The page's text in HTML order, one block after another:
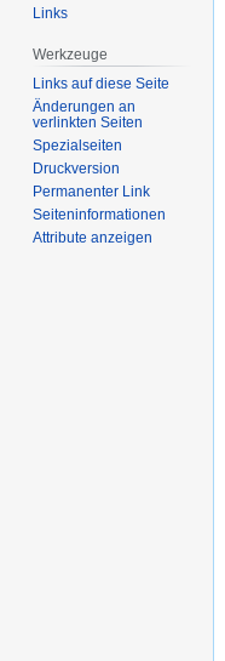
Links
Werkzeuge
Links auf diese Seite
Änderungen an
verlinkten Seiten
Spezialseiten
Druckversion
Permanenter Link
Seiten­­informationen
Attribute anzeigen